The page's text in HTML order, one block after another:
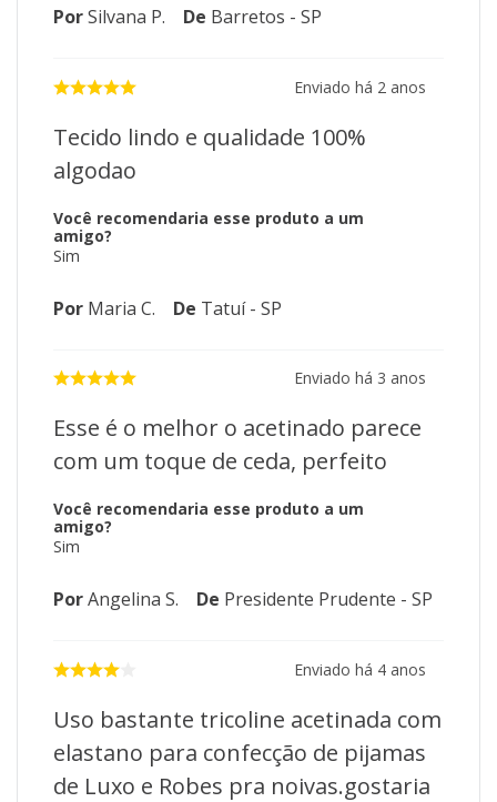
PorSilvana P. De Barretos - SP
Enviado há 2 anos
Tecido lindo e qualidade 100%
algodao
Você recomendaria esse produto a um
amigo?
Sim
Por Maria C. De Tatuí - SP
Enviado há 3 anos
Esse é o melhor o acetinado parece
com um toque de ceda, perfeito
Você recomendaria esse produto a um
amigo?
Sim
PorAngelina S. De Presidente Prudente - SP
Enviado há 4 anos
Uso bastante tricoline acetinada com
elastano para confecção de pijamas
de Luxo e Robes pra noivas.gostaria